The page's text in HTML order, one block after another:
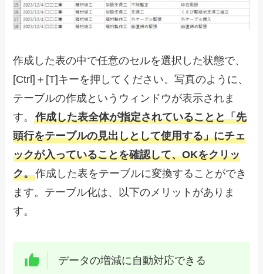
作成した表の中で任意のセルを選択した状態で、
[Ctrl]＋[T]キーを押してください。写真のように、
テーブルの作成というウィンドウが表示されま
す。作成した表全体が指定されていることと「先
頭行をテーブルの見出しとして使用する」にチェ
ックが入っていることを確認して、OKをクリッ
ク。作成した表をテーブルに変換することができ
ます。テーブル化は、以下のメリットがありま
す。
データの増減に自動対応できる